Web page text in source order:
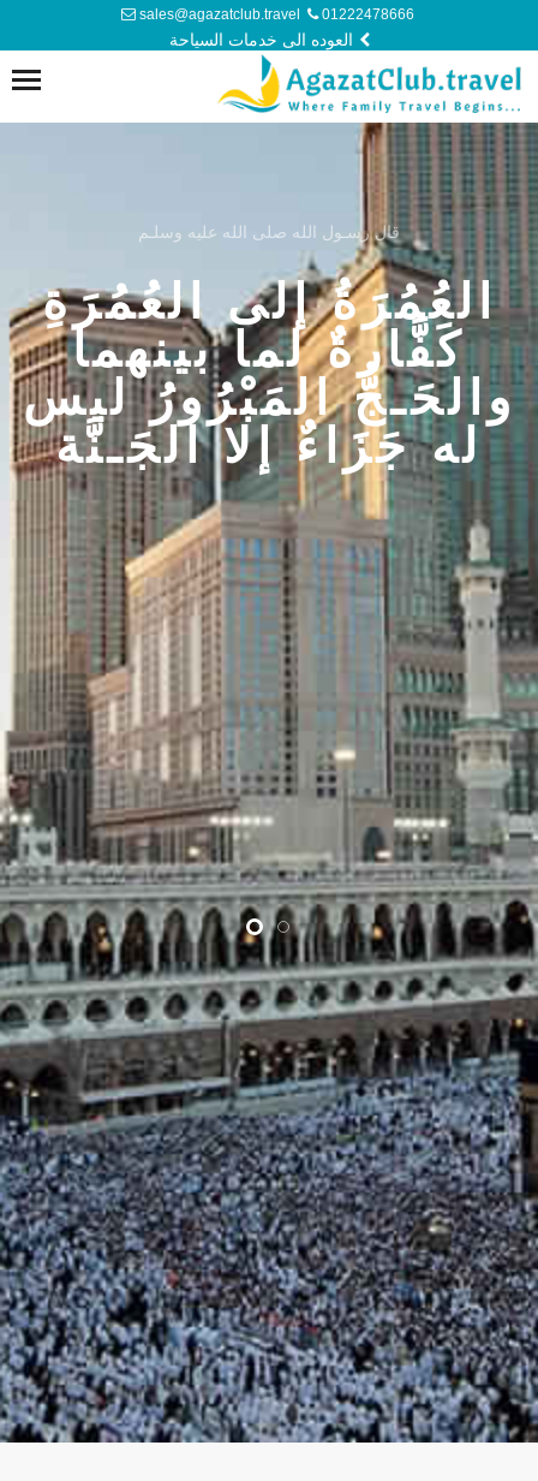
01222478666
sales@agazatclub.travel
العوده الى خدمات السياحة
قال رسـول الله ‏صلى الله عليه وسلـم
العُمُرَةُ إلى العُمُرَةِ
كَفَّارةٌ لما بينهما
والحَـجُّ المَبْرُورُ ليس
له جَزَاءٌ إلا الجَـنَّة